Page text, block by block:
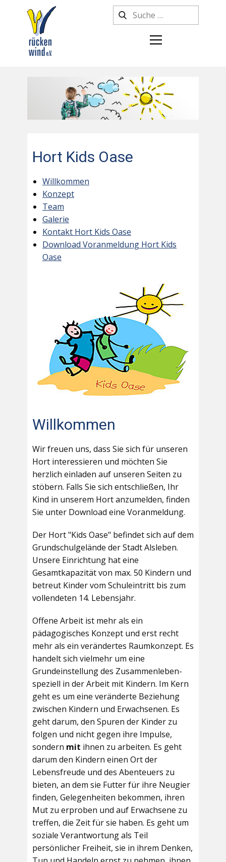
Hort Kids Oase
Willkommen
Konzept
Team
Galerie
Kontakt Hort Kids Oase
Download Voranmeldung Hort Kids
Oase
Willkommen
Wir freuen uns, dass Sie sich für unseren
Hort interessieren und möchten Sie
herzlich einladen auf unseren Seiten zu
stöbern. Falls Sie sich entschließen, Ihr
Kind in unserem Hort anzumelden, finden
Sie unter Download eine Voranmeldung.
Der Hort "Kids Oase" befindet sich auf dem
Grundschulgelände der Stadt Alsleben.
Unsere Einrichtung hat eine
Gesamtkapazität von max. 50 Kindern und
betreut Kinder vom Schuleintritt bis zum
vollendeten 14. Lebensjahr.
Offene Arbeit ist mehr als ein
pädagogisches Konzept und erst recht
mehr als ein verändertes Raumkonzept. Es
handelt sich vielmehr um eine
Grundeinstellung des Zusammenleben-
speziell in der Arbeit mit Kindern. Im Kern
geht es um eine veränderte Beziehung
zwischen Kindern und Erwachsenen. Es
geht darum, den Spuren der Kinder zu
folgen und nicht gegen ihre Impulse,
sondern mit ihnen zu arbeiten. Es geht
darum den Kindern einen Ort der
Lebensfreude und des Abenteuers zu
bieten, an dem sie Futter für ihre Neugier
finden, Gelegenheiten bekommen, ihren
Mut zu erproben und auf Erwachsene zu
treffen, die Zeit für sie haben. Es geht um
soziale Verantwortung als Teil
persönlicher Freiheit, sie in ihrem Denken,